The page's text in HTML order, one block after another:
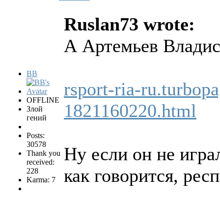
BB
OFFLINE
Злой
гений
Posts:
30578
Thank you
received:
228
Karma: 7
Ruslan73 wrote:
А Артемьев
rsport-ria-
1821160220.html
Ну если он не
как говорится,